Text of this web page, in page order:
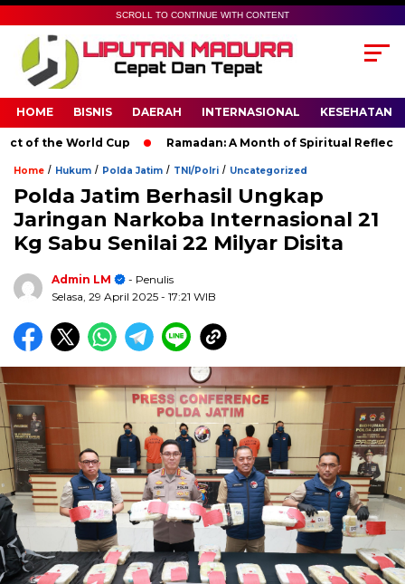
SCROLL TO CONTINUE WITH CONTENT
HOME BISNIS DAERAH INTERNASIONAL KESEHATAN
the World Cup Ramadan: A Month of Spiritual Reflection,
Home / Hukum / Polda Jatim / TNI/Polri / Uncategorized
Polda Jatim Berhasil Ungkap
Jaringan Narkoba Internasional 21
Kg Sabu Senilai 22 Milyar Disita
Admin LM
- Penulis
Selasa, 29 April 2025 - 17:21 WIB